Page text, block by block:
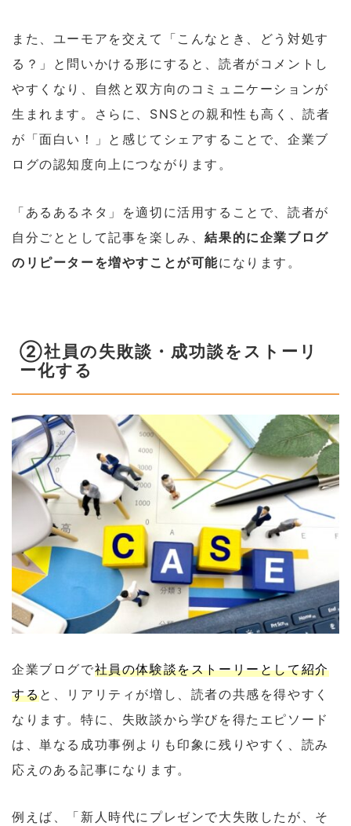
また、ユーモアを交えて「こんなとき、どう対処す
る？」と問いかける形にすると、読者がコメントし
やすくなり、自然と双方向のコミュニケーションが
生まれます。さらに、SNSとの親和性も高く、読者
が「面白い！」と感じてシェアすることで、企業ブ
ログの認知度向上につながります。
「あるあるネタ」を適切に活用することで、読者が
自分ごととして記事を楽しみ、結果的に企業ブログ
のリピーターを増やすことが可能になります。
②社員の失敗談・成功談をストーリ
ー化する
企業ブログで社員の体験談をストーリーとして紹介
すると、リアリティが増し、読者の共感を得やすく
なります。特に、失敗談から学びを得たエピソード
は、単なる成功事例よりも印象に残りやすく、読み
応えのある記事になります。
例えば、「新人時代にプレゼンで大失敗したが、そ